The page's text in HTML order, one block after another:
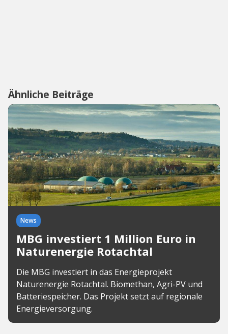
Ähnliche Beiträge
News
MBG investiert 1 Million Euro in
Naturenergie Rotachtal
Die MBG investiert in das Energieprojekt
Naturenergie Rotachtal. Biomethan, Agri-PV und
Batteriespeicher. Das Projekt setzt auf regionale
Energieversorgung.